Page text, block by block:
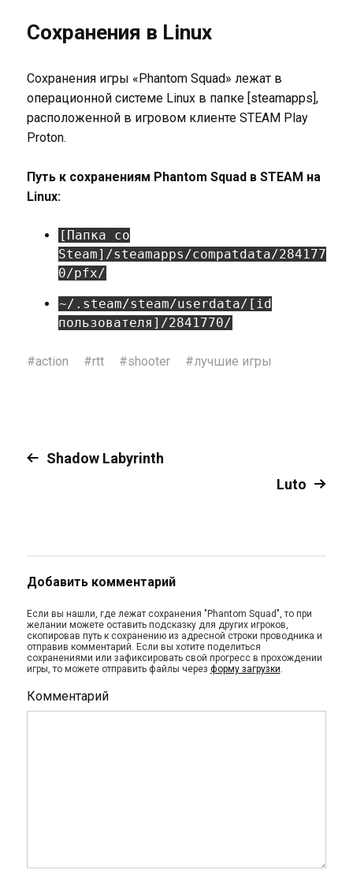
Сохранения в Linux
Сохранения игры «Phantom Squad» лежат в
операционной системе Linux в папке [steamapps],
расположенной в игровом клиенте STEAM Play
Proton.
Путь к сохранениям Phantom Squad в STEAM на
Linux:
[Папка со
Steam]/steamapps/compatdata/284177
0/pfx/
~/.steam/steam/userdata/[id
пользователя]/2841770/
#action #rtt #shooter #лучшие игры
Shadow Labyrinth
Luto
Добавить комментарий
Если вы нашли, где лежат сохранения "Phantom Squad", то при
желании можете оставить подсказку для других игроков,
скопировав путь к сохранению из адресной строки проводника и
отправив комментарий. Если вы хотите поделиться
сохранениями или зафиксировать свой прогресс в прохождении
игры, то можете отправить файлы через форму загрузки.
Комментарий